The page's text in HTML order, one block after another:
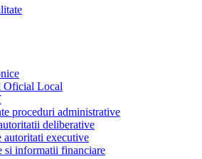
Oficial Local
proceduri administrative
deliberative
executive
si informatii financiare